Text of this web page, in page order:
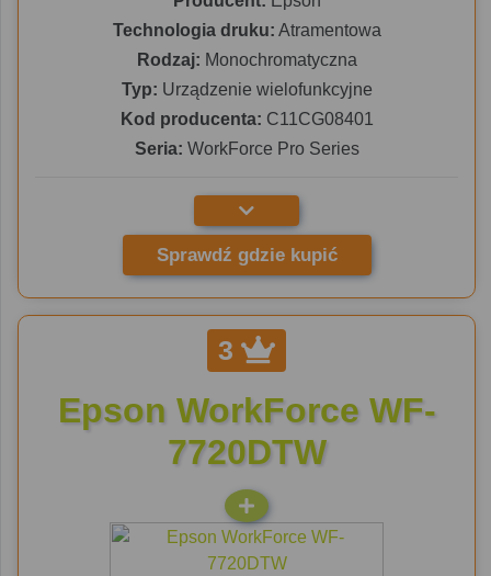
Technologia druku: Atramentowa
Rodzaj: Monochromatyczna
Typ: Urządzenie wielofunkcyjne
Kod producenta: C11CG08401
Seria: WorkForce Pro Series
Sprawdź gdzie kupić
3
Epson WorkForce WF-
7720DTW